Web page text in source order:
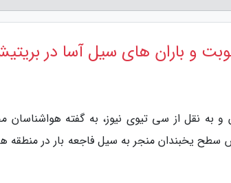
و باران های سیل آسا در
و به نقل از سی تیوی نیوز، به گفته هواشناسان
یخبندان منجر به سیل فاجعه بار در منطقه